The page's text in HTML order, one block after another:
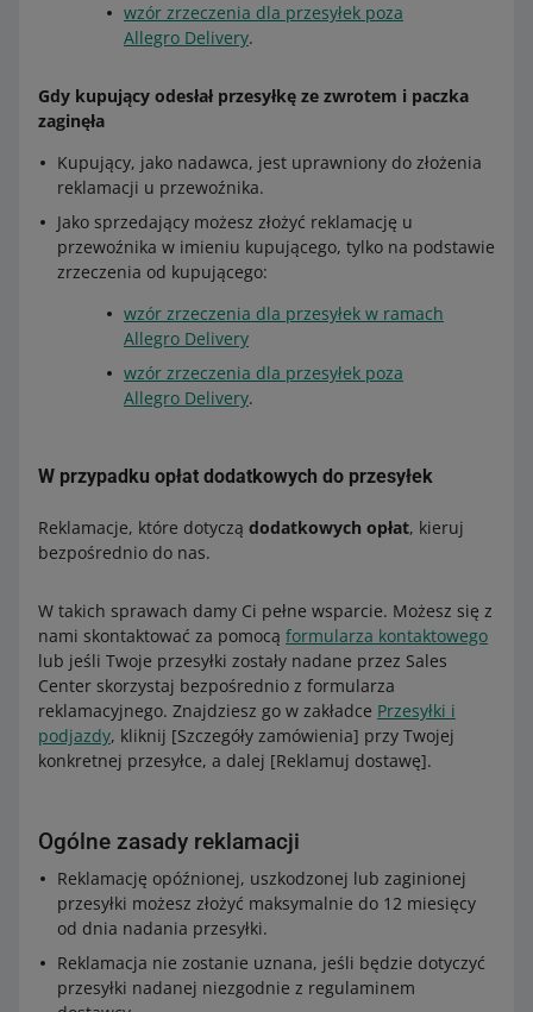
wzór zrzeczenia dla przesyłek poza
Allegro Delivery.
Gdy kupujący odesłał przesyłkę ze zwrotem i paczka
zaginęła
Kupujący, jako nadawca, jest uprawniony do złożenia
reklamacji u przewoźnika.
Jako sprzedający możesz złożyć reklamację u
przewoźnika w imieniu kupującego, tylko na podstawie
zrzeczenia od kupującego:
wzór zrzeczenia dla przesyłek w ramach
Allegro Delivery
wzór zrzeczenia dla przesyłek poza
Allegro Delivery.
W przypadku opłat dodatkowych do przesyłek
Reklamacje, które dotyczą dodatkowych opłat, kieruj
bezpośrednio do nas.
W takich sprawach damy Ci pełne wsparcie. Możesz się z
nami skontaktować za pomocą formularza kontaktowego
lub jeśli Twoje przesyłki zostały nadane przez Sales
Center skorzystaj bezpośrednio z formularza
reklamacyjnego. Znajdziesz go w zakładce Przesyłki i
podjazdy, kliknij [Szczegóły zamówienia] przy Twojej
konkretnej przesyłce, a dalej [Reklamuj dostawę].
Ogólne zasady reklamacji
Reklamację opóźnionej, uszkodzonej lub zaginionej
przesyłki możesz złożyć maksymalnie do 12 miesięcy
od dnia nadania przesyłki.
Reklamacja nie zostanie uznana, jeśli będzie dotyczyć
przesyłki nadanej niezgodnie z regulaminem